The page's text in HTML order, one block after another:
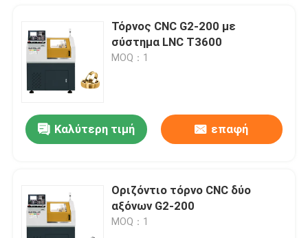
Ποιοτικός έλεγχος
Ειδήσεις
Μπλογκ
Τόρνος CNC G2-200 με
σύστημα LNC T3600
MOQ：1
Καλύτερη τιμή επαφή
Οριζόντιο τόρνο CNC δύο
αξόνων G2-200
MOQ：1